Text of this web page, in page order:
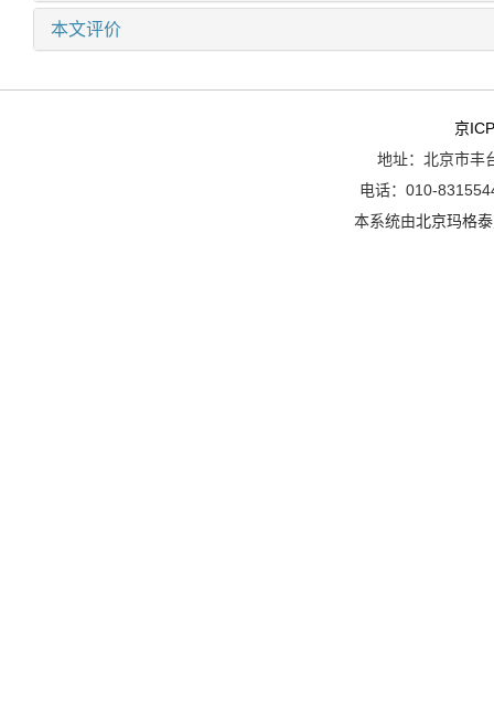
本文评价
京
地址：北京市丰
电话：010-
本系统由北京玛格